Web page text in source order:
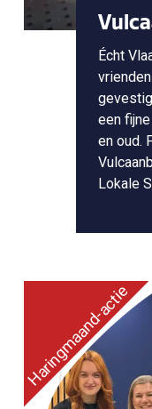
Écht
een
en oud.
Lokale
Haringmaand-actie